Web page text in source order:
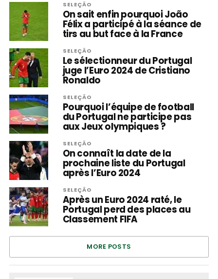
SELEÇÃO
On sait enfin pourquoi João
Félix a participé à la séance de
tirs au but face à la France
SELEÇÃO
Le sélectionneur du Portugal
juge l’Euro 2024 de Cristiano
Ronaldo
SELEÇÃO
Pourquoi l’équipe de football
du Portugal ne participe pas
aux Jeux olympiques ?
SELEÇÃO
On connaît la date de la
prochaine liste du Portugal
après l’Euro 2024
SELEÇÃO
Après un Euro 2024 raté, le
Portugal perd des places au
Classement FIFA
MORE POSTS